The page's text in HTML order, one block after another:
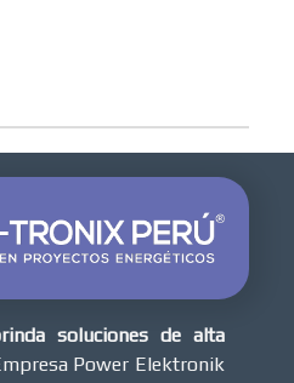
soluciones de alta
Power Elektronik